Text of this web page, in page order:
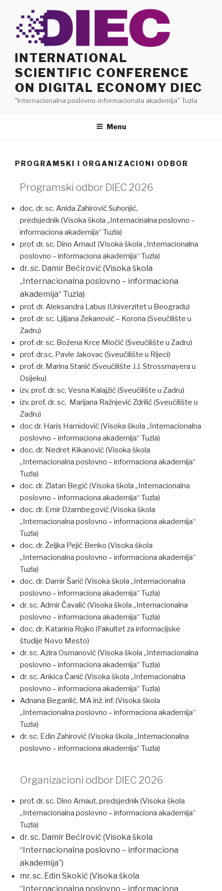
INTERNATIONAL
SCIENTIFIC CONFERENCE
ON DIGITAL ECONOMY DIEC
"Internacionalna poslovno-informacionala akademija" Tuzla
Menu
PROGRAMSKI I ORGANIZACIONI ODBOR
Programski odbor DIEC 2026
doc. dr. sc. Anida Zahirović Suhonjić,
predsjednik (Visoka škola „Internacinalna poslovno –
informaciona akademija“ Tuzla)
prof. dr. sc. Dino Arnaut (Visoka škola „Internacionalna
poslovno – informaciona akademija“ Tuzla)
dr. sc. Damir Bećirović (Visoka škola
„Internacionalna poslovno – informaciona
akademija“ Tuzla)
prof. dr. Aleksandra Labus (Univerzitet u Beogradu)
prof. dr. sc. Ljiljana Zekanović – Korona (Sveučilište u
Zadru)
prof. dr. sc. Božena Krce Miočić (Sveučilište u Zadru)
prof. dr.sc. Pavle Jakovac (Sveučilište u Rijeci)
prof. dr. Marina Stanić (Sveučilište J.J. Strossmayera u
Osijeku)
izv. prof. dr. sc. Vesna Kalajžić (Sveučilište u Zadru)
izv. prof. dr. sc. Marijana Ražnjević Zdrilić (Sveučilište u
Zadru)
doc dr. Haris Hamidović (Visoka škola „Internacionalna
poslovno – informaciona akademija“ Tuzla)
doc. dr. Nedret Kikanović (Visoka škola
„Internacionalna poslovno – informaciona akademija“
Tuzla)
doc. dr. Zlatan Begić (Visoka škola „Internacionalna
poslovno – informaciona akademija“ Tuzla)
doc. dr. Emir Džambegović (Visoka škola
„Internacionalna poslovno – informaciona akademija“
Tuzla)
doc. dr. Željka Pejić Benko (Visoka škola
„Internacionalna poslovno – informaciona akademija“
Tuzla)
doc. dr. Damir Šarić (Visoka škola „Internacionalna
poslovno – informaciona akademija“ Tuzla)
dr. sc. Admir Čavalić (Visoka škola „Internacionalna
poslovno – informaciona akademija“ Tuzla)
doc. dr. Katarina Rojko (Fakultet za informacijske
študije Novo Mesto)
dr. sc. Azira Osmanović (Visoka škola „Internacionalna
poslovno – informaciona akademija“ Tuzla)
dr. sc. Ankica Čanić (Visoka škola „Internacionalna
poslovno – informaciona akademija“ Tuzla)
Adnana Beganlić, MA inž. inf. (Visoka škola
„Internacionalna poslovno – informaciona akademija“
Tuzla)
dr. sc. Edin Zahirović (Visoka škola „Internacionalna
poslovno – informaciona akademija“ Tuzla)
Organizacioni odbor DIEC 2026
prof. dr. sc. Dino Arnaut, predsjednik (Visoka škola
„Internacionalna poslovno – informaciona akademija“
Tuzla)
dr. sc. Damir Bećirović (Visoka škola
“Internacionalna poslovno – informaciona
akademija”)
mr. sc. Edin Skokić (Visoka škola
“Internacionalna poslovno – informaciona